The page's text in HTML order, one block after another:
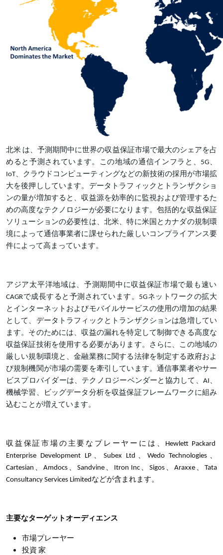
北米 は、予測期間中に世界の収益保証市場で最大のシェアを占
めると予測されています。この地域の通信インフラと、5G、
IoT、クラウドコンピューティングなどの新技術の採用が市場拡
大を後押ししています。データトラフィックとトランザクショ
ンの量が増加すると、収益源を効率的に監視および管理するた
めの高度なテクノロジーが必要になります。包括的な収益保証
ソリューションの必要性は、北米、特に米国とカナダの規制環
境によって通信事業者に課せられた厳しいコンプライアンス要
件によって高まっています。
アジア太平洋地域は、予測期間中に収益保証市場で最も速い
CAGRで成長すると予測されています。5Gネットワークの拡大
とインターネットおよびモバイルサービスの使用の増加の結果
として、データトラフィックとトランザクションは急増してい
ます。そのためには、収益の漏れを特定して制御できる高度な
収益保証技術を使用する必要があります。さらに、この地域の
厳しい規制環境と、金融業務に関する法律を制定する政府およ
び規制機関が市場の需要を牽引しています。通信事業者やサー
ビスプロバイダーは、テクノロジーベンダーと協力して、AI、
機械学習、ビッグデータ分析を収益保証フレームワークに組み
込むことが増えています。
収益保証市場の主要なプレーヤーには、Hewlett Packard
Enterprise Development LP、Subex Ltd、Wedo Technologies、
Cartesian、Amdocs、Sandvine、Itron Inc、Sigos、Araxxe、Tata
Consultancy Services Limitedなどが含まれます。
主要なターゲットオーディエンス
市場プレーヤー
投資 家